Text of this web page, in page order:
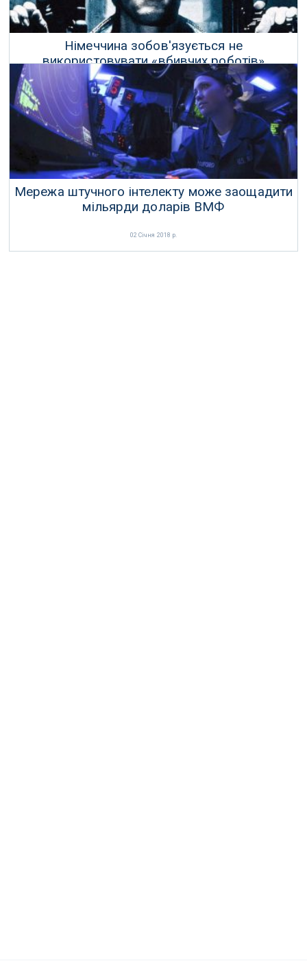
Німеччина зобов'язується не
використовувати «вбивчих роботів»
18 Лютого 2018 р.
Мережа штучного інтелекту може заощадити
мільярди доларів ВМФ
02 Січня 2018 р.